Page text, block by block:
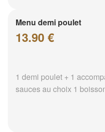
Menu demi poulet
13.90 €
1 demi poulet + 1
sauces au choix 1